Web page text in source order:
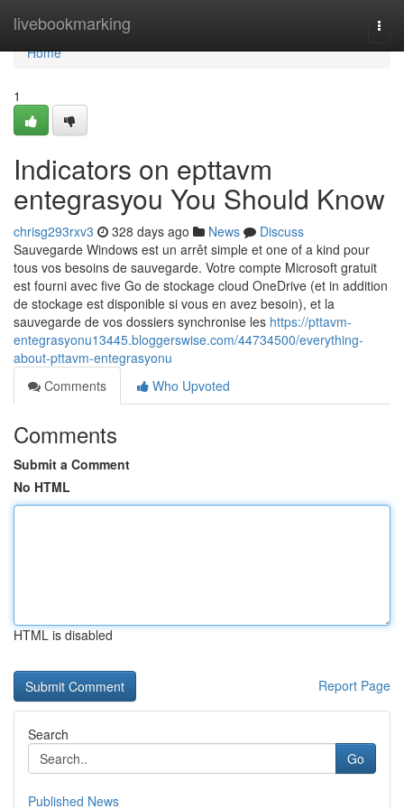
livebookmarking
Home
Home
1
Indicators on epttavm
entegrasyou You Should Know
chrisg293rxv3 328 days ago News
Discuss
Sauvegarde Windows est un arrêt simple et one of a kind pour
tous vos besoins de sauvegarde. Votre compte Microsoft gratuit
est fourni avec five Go de stockage cloud OneDrive (et in addition
de stockage est disponible si vous en avez besoin), et la
sauvegarde de vos dossiers synchronise les https://pttavm-
entegrasyonu13445.bloggerswise.com/44734500/everything-
about-pttavm-entegrasyonu
Comments
Who Upvoted
Comments
Submit a Comment
No HTML
HTML is disabled
Report Page
Search
Go
Published News